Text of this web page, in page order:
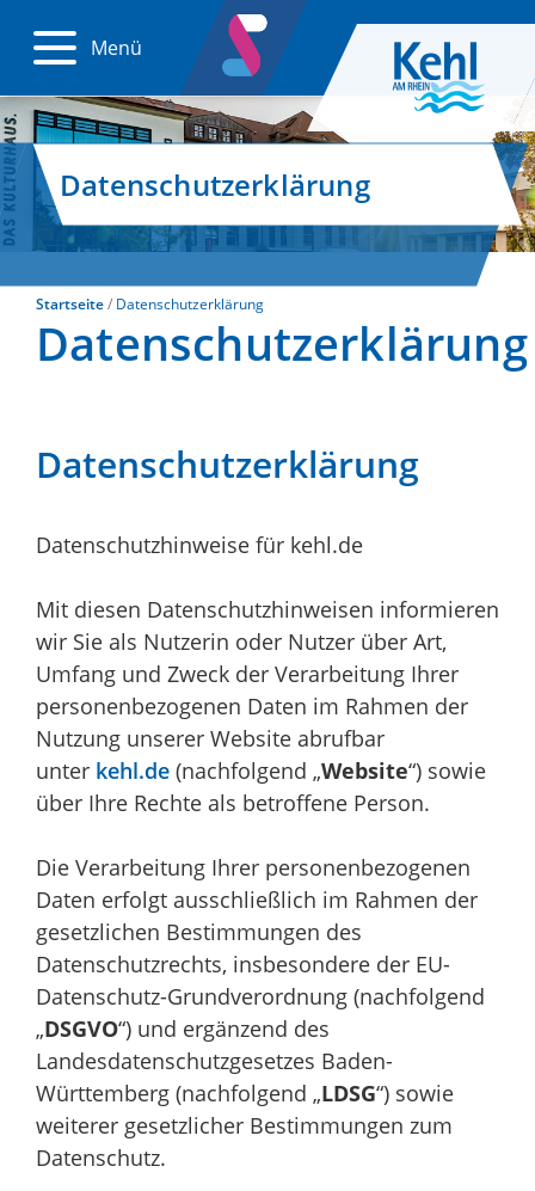
Menü
Datenschutzerklärung
Startseite Datenschutzerklärung
Datenschutzerklärung
Datenschutzerklärung
Datenschutzhinweise für kehl.de
Mit diesen Datenschutzhinweisen informieren
wir Sie als Nutzerin oder Nutzer über Art,
Umfang und Zweck der Verarbeitung Ihrer
personenbezogenen Daten im Rahmen der
Nutzung unserer Website abrufbar
unter kehl.de (nachfolgend „Website“) sowie
über Ihre Rechte als betroffene Person.
Die Verarbeitung Ihrer personenbezogenen
Daten erfolgt ausschließlich im Rahmen der
gesetzlichen Bestimmungen des
Datenschutzrechts, insbesondere der EU-
Datenschutz-Grundverordnung (nachfolgend
„DSGVO“) und ergänzend des
Landesdatenschutzgesetzes Baden-
Württemberg (nachfolgend „LDSG“) sowie
weiterer gesetzlicher Bestimmungen zum
Datenschutz.